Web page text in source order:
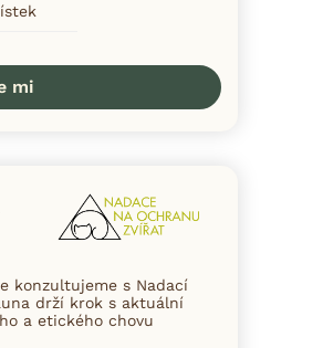
mi
konzultujeme s Nadací
drží krok s aktuální
a etického chovu